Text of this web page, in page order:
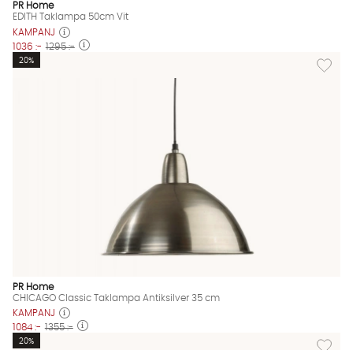
PR Home
EDITH Taklampa 50cm Vit
KAMPANJ
1036 :- 1295 :-
Lägg
20%
PR Home
CHICAGO Classic Taklampa Antiksilver 35 cm
KAMPANJ
1084 :- 1355 :-
Lägg
20%